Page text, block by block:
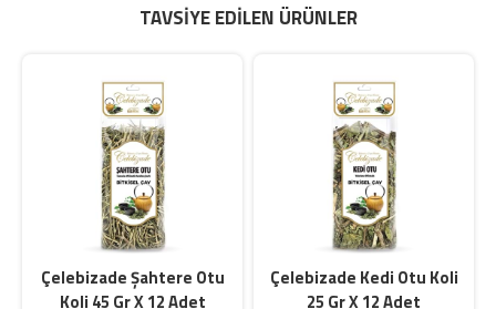
TAVSIYE EDILEN ÜRÜNLER
Çelebizade Şahtere Otu
Koli 45 Gr X 12 Adet
Çelebizade Kedi Otu Koli
25 Gr X 12 Adet